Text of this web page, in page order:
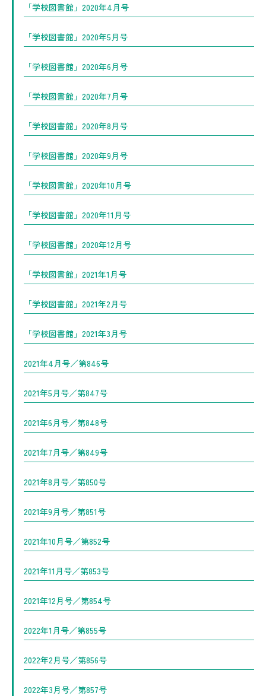
「学校図書館」2020年4月号
「学校図書館」2020年5月号
「学校図書館」2020年6月号
「学校図書館」2020年7月号
「学校図書館」2020年8月号
「学校図書館」2020年9月号
「学校図書館」2020年10月号
「学校図書館」2020年11月号
「学校図書館」2020年12月号
「学校図書館」2021年1月号
「学校図書館」2021年2月号
「学校図書館」2021年3月号
2021年4月号／第846号
2021年5月号／第847号
2021年6月号／第848号
2021年7月号／第849号
2021年8月号／第850号
2021年9月号／第851号
2021年10月号／第852号
2021年11月号／第853号
2021年12月号／第854号
2022年1月号／第855号
2022年2月号／第856号
2022年3月号／第857号